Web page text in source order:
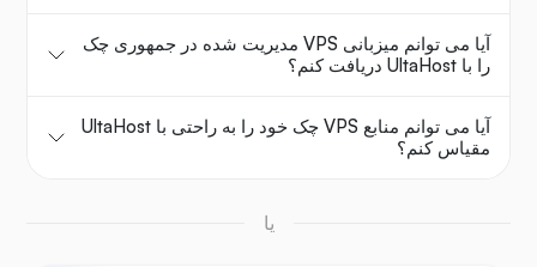
آیا می توانم میزبانی VPS مدیریت شده در جمهوری چک
را با UltaHost دریافت کنم؟
آیا می توانم منابع VPS چک خود را به راحتی با UltaHost
مقیاس کنم؟
یا